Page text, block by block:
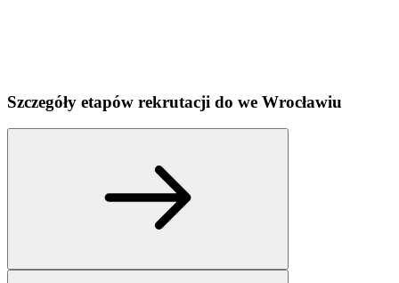
Szczegóły etapów rekrutacji do we Wrocławiu